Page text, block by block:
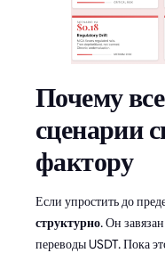
Почему
сценарии
фактору
Если упростить до
структурно. Он
переводы USDT. Пока